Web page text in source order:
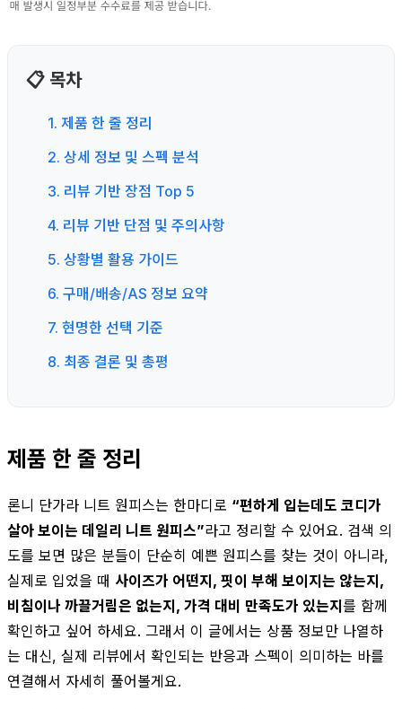
📋 목차
1. 제품 한 줄 정리
2. 상세 정보 및 스펙 분석
3. 리뷰 기반 장점 Top 5
4. 리뷰 기반 단점 및 주의사항
5. 상황별 활용 가이드
6. 구매/배송/AS 정보 요약
7. 현명한 선택 기준
8. 최종 결론 및 총평
제품 한 줄 정리
론니 단가라 니트 원피스는 한마디로 “편하게 입는데도 코디가
살아 보이는 데일리 니트 원피스”라고 정리할 수 있어요. 검색 의
도를 보면 많은 분들이 단순히 예쁜 원피스를 찾는 것이 아니라,
실제로 입었을 때 사이즈가 어떤지, 핏이 부해 보이지는 않는지,
비침이나 까끌거림은 없는지, 가격 대비 만족도가 있는지를 함께
확인하고 싶어 하세요. 그래서 이 글에서는 상품 정보만 나열하
는 대신, 실제 리뷰에서 확인되는 반응과 스펙이 의미하는 바를
연결해서 자세히 풀어볼게요.